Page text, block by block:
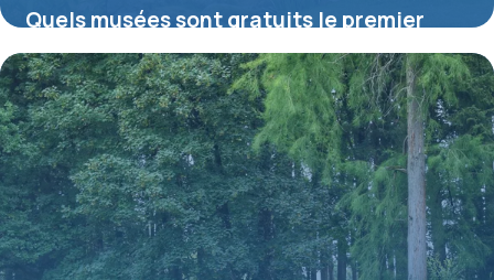
Quels musées sont gratuits le premier
dimanche du mois ?
16 juillet 2026